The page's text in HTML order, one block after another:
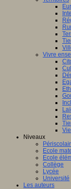
Vivre
Niveaux
Ecole
Ecole
Collège
Lycée
Université
Les auteurs